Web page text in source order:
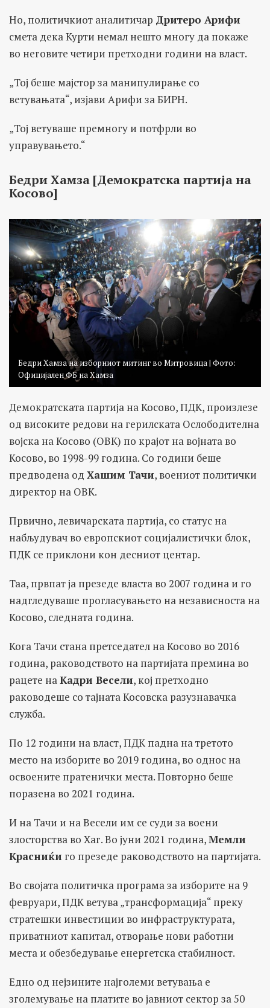
Но, политичкиот аналитичар Дритеро Арифи
смета дека Курти немал нешто многу да покаже
во неговите четири претходни години на власт.
„Тој беше мајстор за манипулирање со
ветувањата“, изјави Арифи за БИРН.
„Тој ветуваше премногу и потфрли во
управувањето.“
Бедри Хамза [Демократска партија на
Косово]
Бедри Хамза на изборниот митинг во Митровица | Фото:
Официјален ФБ на Хамза
Демократската партија на Косово, ПДК, произлезе
од високите редови на герилската Ослободителна
војска на Косово (ОВК) по крајот на војната во
Косово, во 1998-99 година. Со години беше
предводена од Хашим Тачи, воениот политички
директор на ОВК.
Првично, левичарската партија, со статус на
набљудувач во европскиот социјалистички блок,
ПДК се приклони кон десниот центар.
Таа, првпат ја презеде власта во 2007 година и го
надгледуваше прогласувањето на независноста на
Косово, следната година.
Кога Тачи стана претседател на Косово во 2016
година, раководството на партијата премина во
рацете наКадри Весели, кој претходно
раководеше со тајната Косовска разузнавачка
служба.
По 12 години на власт, ПДК падна на третото
место на изборите во 2019 година, во однос на
освоените пратенички места. Повторно беше
поразена во 2021 година.
И на Тачи и на Весели им се суди за воени
злосторства во Хаг. Во јуни 2021 година,Мемли
Красниќи го презеде раководството на партијата.
Во својата политичка програма за изборите на 9
февруари, ПДК ветува „трансформација“ преку
стратешки инвестиции во инфраструктурата,
приватниот капитал, отворање нови работни
места и обезбедување енергетска стабилност.
Едно од нејзините најголеми ветувања е
зголемување на платите во јавниот сектор за 50